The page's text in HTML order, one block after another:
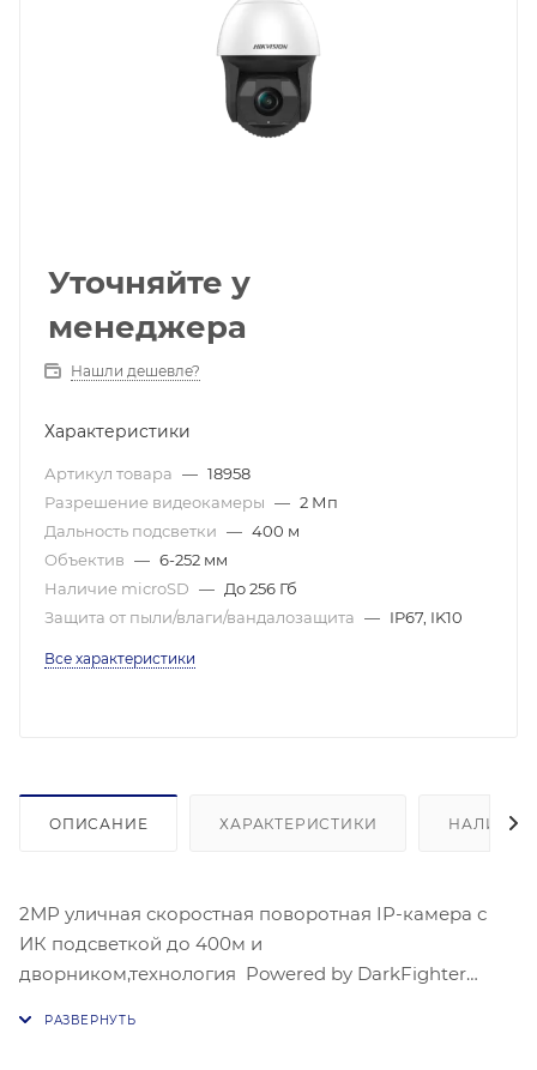
Уточняйте у
менеджера
Нашли дешевле?
Характеристики
Артикул товара — 18958
Разрешение видеокамеры — 2 Мп
Дальность подсветки — 400 м
Объектив — 6-252 мм
Наличие microSD — До 256 Гб
Защита от пыли/влаги/вандалозащита — IP67, IK10
Все характеристики
ОПИСАНИЕ ХАРАКТЕРИСТИКИ НАЛИЧИЕ
2МР уличная скоростная поворотная IP-камера с
ИК подсветкой до 400м и
дворником,технология Powered by DarkFighter